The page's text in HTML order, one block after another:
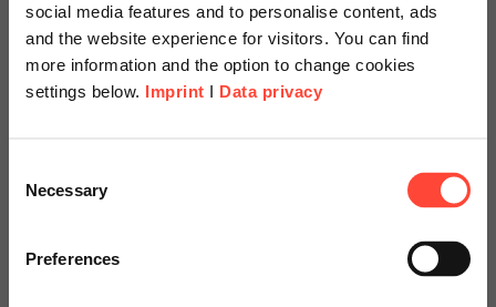
social media features and to personalise content, ads
and the website experience for visitors. You can find
more information and the option to change cookies
settings below. Imprint I Data privacy
Selection
Necessary
Preferences
Author
Category
specially adapted offers and